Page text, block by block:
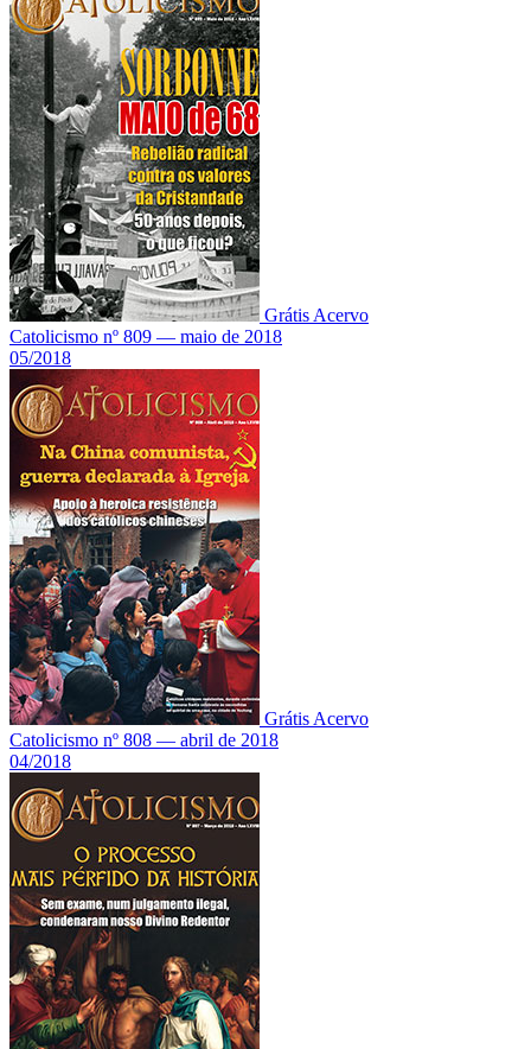
Grátis Acervo
Catolicismo nº 809 — maio de 2018
05/2018
Grátis Acervo
Catolicismo nº 808 — abril de 2018
04/2018